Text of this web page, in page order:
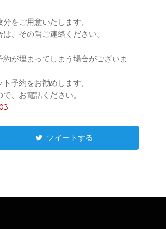
をご用意いたします。
、その旨ご連絡ください。
が埋まってしまう場合がございま
予約をお勧めします。
、お電話ください。
ツイートする